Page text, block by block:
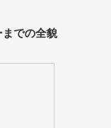
での全貌